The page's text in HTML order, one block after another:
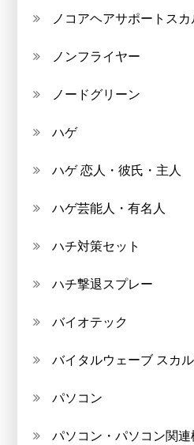
ノコアヘアサポートス
ノンフライヤー
ノードグリーン
ハゲ
ハゲ 恋人・彼氏・主人
ハゲ芸能人・有名人
ハチ対策セット
ハチ撃退スプレー
バイオテック
バイタルウェーブ スカ
パソコン
パソコン・パソコン関連